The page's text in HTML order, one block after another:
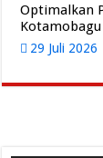
Optimalkan
29 Juli 2026